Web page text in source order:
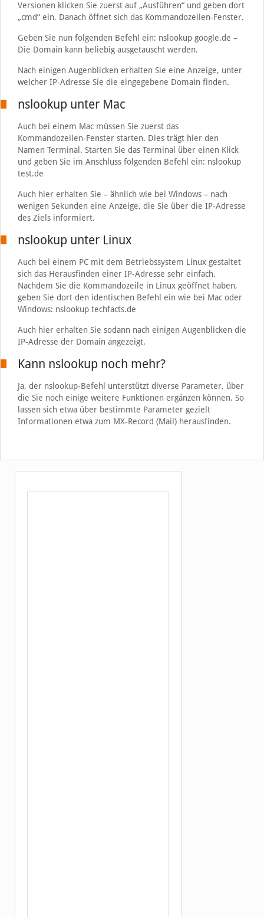
Versionen klicken Sie zuerst auf „Ausführen“ und geben dort
„cmd“ ein. Danach öffnet sich das Kommandozeilen-Fenster.
Geben Sie nun folgenden Befehl ein: nslookup google.de –
Die Domain kann beliebig ausgetauscht werden.
Nach einigen Augenblicken erhalten Sie eine Anzeige, unter
welcher IP-Adresse Sie die eingegebene Domain finden.
nslookup unter Mac
Auch bei einem Mac müssen Sie zuerst das
Kommandozeilen-Fenster starten. Dies trägt hier den
Namen Terminal. Starten Sie das Terminal über einen Klick
und geben Sie im Anschluss folgenden Befehl ein: nslookup
test.de
Auch hier erhalten Sie – ähnlich wie bei Windows – nach
wenigen Sekunden eine Anzeige, die Sie über die IP-Adresse
des Ziels informiert.
nslookup unter Linux
Auch bei einem PC mit dem Betriebssystem Linux gestaltet
sich das Herausfinden einer IP-Adresse sehr einfach.
Nachdem Sie die Kommandozeile in Linux geöffnet haben,
geben Sie dort den identischen Befehl ein wie bei Mac oder
Windows: nslookup techfacts.de
Auch hier erhalten Sie sodann nach einigen Augenblicken die
IP-Adresse der Domain angezeigt.
Kann nslookup noch mehr?
Ja, der nslookup-Befehl unterstützt diverse Parameter, über
die Sie noch einige weitere Funktionen ergänzen können. So
lassen sich etwa über bestimmte Parameter gezielt
Informationen etwa zum MX-Record (Mail) herausfinden.